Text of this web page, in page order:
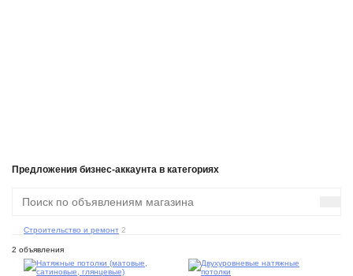
Предложения бизнес-аккаунта в категориях
Строительство и ремонт 2
2 объявления